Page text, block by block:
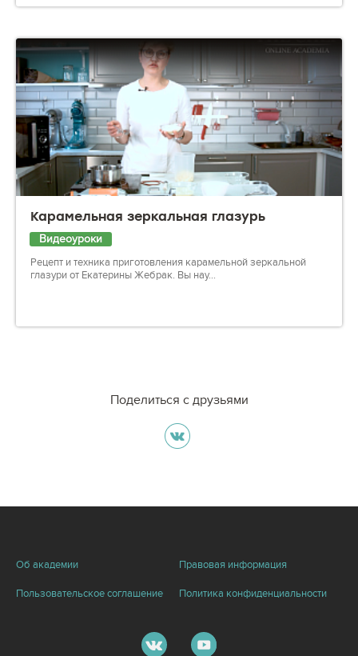
Карамельная зеркальная глазурь
Видеоуроки
Рецепт и техника приготовления карамельной зеркальной
глазури от Екатерины Жебрак. Вы нау...
Поделиться с друзьями
Об академии Правовая информация
Пользовательское соглашение Политика конфиденциальности